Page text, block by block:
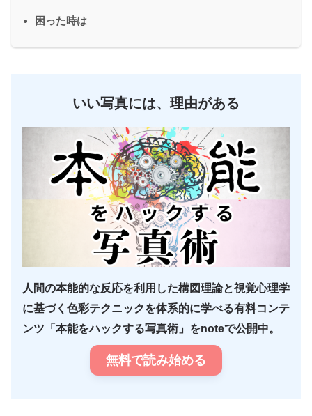
困った時は
いい写真には、理由がある
人間の本能的な反応を利用した構図理論と視覚心理学
に基づく色彩テクニックを体系的に学べる有料コンテ
ンツ「本能をハックする写真術」をnoteで公開中。
無料で読み始める